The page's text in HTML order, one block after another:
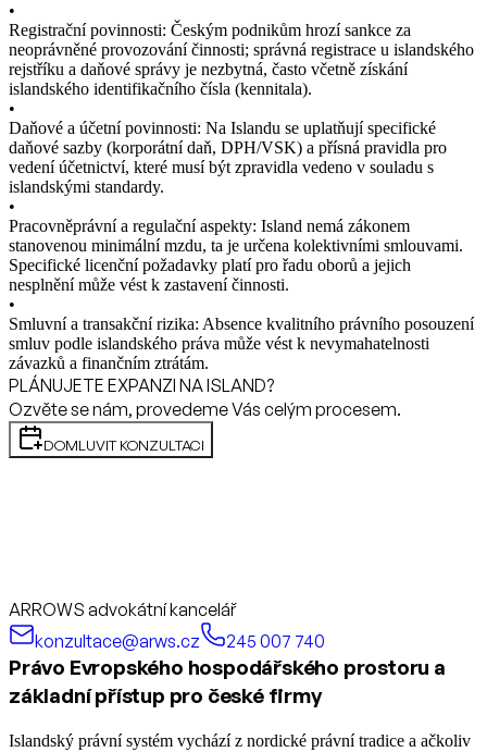
•
Registrační povinnosti: Českým podnikům hrozí sankce za
neoprávněné provozování činnosti; správná registrace u islandského
rejstříku a daňové správy je nezbytná, často včetně získání
islandského identifikačního čísla (kennitala).
•
Daňové a účetní povinnosti: Na Islandu se uplatňují specifické
daňové sazby (korporátní daň, DPH/VSK) a přísná pravidla pro
vedení účetnictví, které musí být zpravidla vedeno v souladu s
islandskými standardy.
•
Pracovněprávní a regulační aspekty: Island nemá zákonem
stanovenou minimální mzdu, ta je určena kolektivními smlouvami.
Specifické licenční požadavky platí pro řadu oborů a jejich
nesplnění může vést k zastavení činnosti.
•
Smluvní a transakční rizika: Absence kvalitního právního posouzení
smluv podle islandského práva může vést k nevymahatelnosti
závazků a finančním ztrátám.
PLÁNUJETE EXPANZI NA ISLAND?
Ozvěte se nám, provedeme Vás celým procesem.
DOMLUVIT KONZULTACI
ARROWS advokátní kancelář
konzultace@arws.cz
245 007 740
Právo Evropského hospodářského prostoru a
základní přístup pro české firmy
Islandský právní systém vychází z nordické právní tradice a ačkoliv